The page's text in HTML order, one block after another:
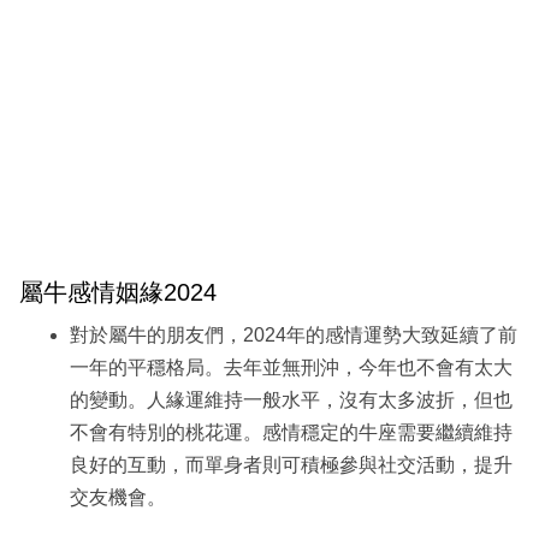
屬牛感情姻緣2024
對於屬牛的朋友們，2024年的感情運勢大致延續了前
一年的平穩格局。去年並無刑沖，今年也不會有太大
的變動。人緣運維持一般水平，沒有太多波折，但也
不會有特別的桃花運。感情穩定的牛座需要繼續維持
良好的互動，而單身者則可積極參與社交活動，提升
交友機會。